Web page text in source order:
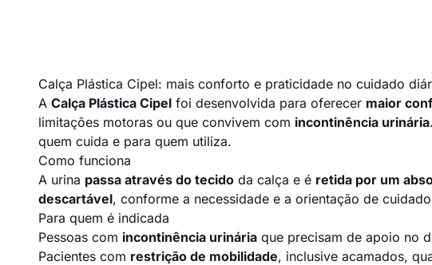
Calça Plástica Cipel: mais conforto e praticidade no cuidado
A Calça Plástica Cipel foi desenvolvida para oferecer maior
limitações motoras ou que convivem com incontinência urinária
quem cuida e para quem utiliza.
Como funciona
A urina passa através do tecido da calça e é retida por um
descartável, conforme a necessidade e a orientação de
Para quem é indicada
Pessoas com incontinência urinária que precisam de apoio no
Pacientes com restrição de mobilidade, inclusive acamados,